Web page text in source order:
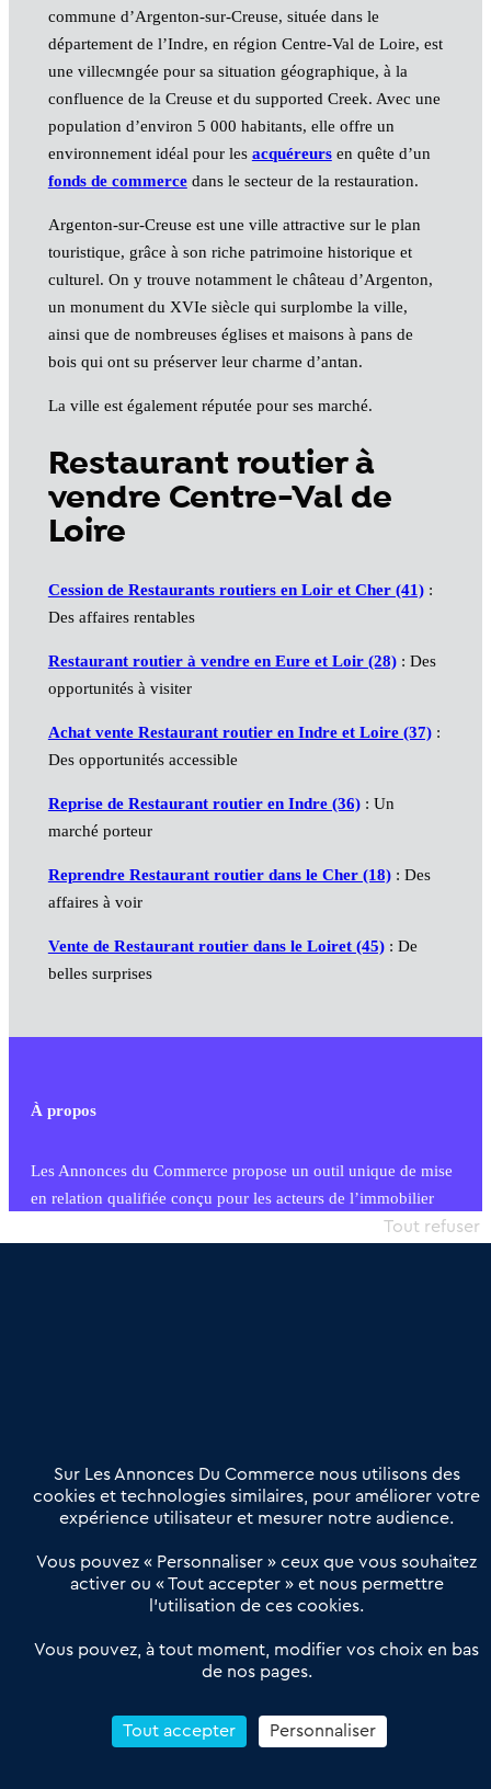
commune d’Argenton-sur-Creuse, située dans le
département de l’Indre, en région Centre-Val de Loire, est
une villeсмngée pour sa situation géographique, à la
confluence de la Creuse et du supported Creek. Avec une
population d’environ 5 000 habitants, elle offre un
environnement idéal pour les acquéreursen quête d’un
fonds de commercedans le secteur de la restauration.
Argenton-sur-Creuse est une ville attractive sur le plan
touristique, grâce à son riche patrimoine historique et
culturel. On y trouve notamment le château d’Argenton,
un monument du XVIe siècle qui surplombe la ville,
ainsi que de nombreuses églises et maisons à pans de
bois qui ont su préserver leur charme d’antan.
La ville est également réputée pour ses marché.
Restaurant routier à
vendre Centre-Val de
Loire
Cession de Restaurants routiers en Loir et Cher (41):
Des affaires rentables
Restaurant routier à vendre en Eure et Loir (28): Des
opportunités à visiter
Achat vente Restaurant routier en Indre et Loire (37):
Des opportunités accessible
Reprise de Restaurant routier en Indre (36): Un
marché porteur
Reprendre Restaurant routier dans le Cher (18): Des
affaires à voir
Vente de Restaurant routier dans le Loiret (45): De
belles surprises
À propos
Les Annonces du Commerce propose un outil unique de mise
en relation qualifiée conçu pour les acteurs de l’immobilier
commercial et les collectivités territoriales, simple et intégrant
Offres Pro
Actualités
Qui sommes nous ?
Derniers articles
Réseau 3C : un partenaire national dédié aux transactions
Petitscommerces : Un partenariat au service du commerce de
proximité et des territoires
Reprendre un Restaurant Rapide
Sur Les Annonces Du Commerce nous utilisons des
cookies et technologies similaires, pour améliorer votre
expérience utilisateur et mesurer notre audience.
Vous pouvez « Personnaliser » ceux que vous souhaitez
activer ou « Tout accepter » et nous permettre
l’utilisation de ces cookies.
Vous pouvez, à tout moment, modifier vos choix en bas
de nos pages.
Tout accepter
Tout refuser
Personnaliser